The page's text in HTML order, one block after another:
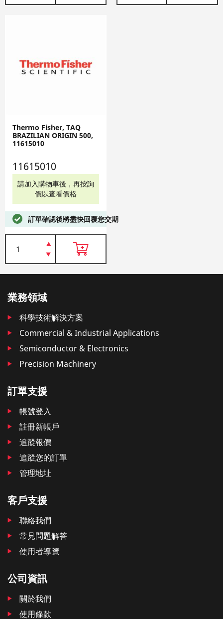
Thermo Fisher, TAQ
BRAZILIAN ORIGIN 500,
11615010
11615010
請加入購物車後，再按詢
價以查看價格
訂單確認後將盡快回覆您交期
業務領域
科學技術解決方案
Commercial & Industrial Applications
Semiconductor & Electronics
Precision Machinery
訂單支援
帳號登入
註冊新帳戶
追蹤報價
追蹤您的訂單
管理地址
客戶支援
聯絡我們
常見問題解答
使用者導覽
公司資訊
關於我們
使用條款